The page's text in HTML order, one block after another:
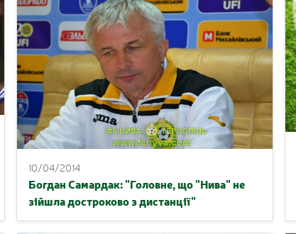
10/04/2014
Богдан Самардак: "Головне, що "Нива" не
зійшла достроково з дистанції"